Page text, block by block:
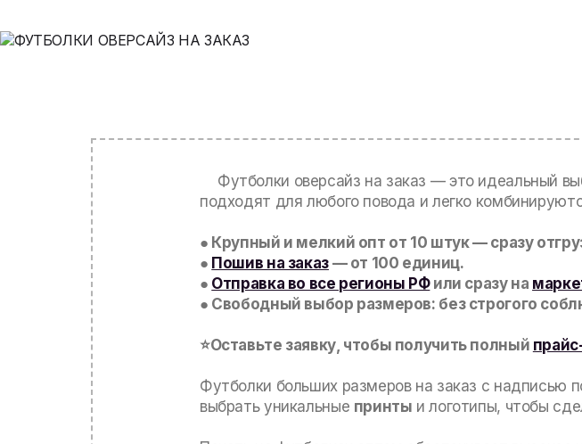
Футболки оверсайз на заказ — это идеальный
подходят для любого повода и легко
● Крупный и мелкий опт от 10 штук — сразу
● Пошив на заказ— от 100 единиц.
● Отправка во все регионы РФили сразу на
● Свободный выбор размеров: без строгого
⭐Оставьте заявку, чтобы получить полный
Футболки больших размеров на заказ с надписью
выбрать уникальные принты и логотипы, чтобы